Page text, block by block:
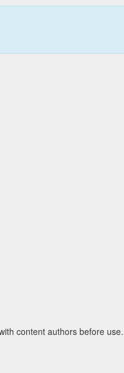
content authors before use.